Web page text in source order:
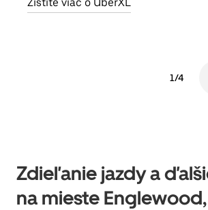
1/4
Zdieľanie jazdy a
na mieste